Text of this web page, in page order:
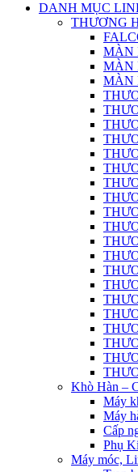
DANH MỤC
THƯƠNG
MÀN
MÀN
MÀN
Khò Hàn –
Máy
Máy
Cấp
Phụ
Máy móc,